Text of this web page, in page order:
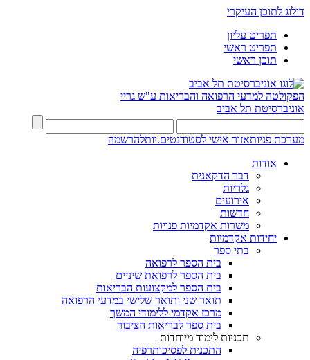
דילוג לתוכן העיקרי
תפריט עליון
תפריט ראשי
תוכן ראשי
הפקולטה למדעי הרפואה והבריאות ע"ש גריי
אוניברסיטת תל אביב
מערכת פניותאזור אישי לסטודנטים.יותלהרשמה
אודות
דבר הדקאנית
גלריות
אירועים
חדשות
משרות אקדמיות פנויות
יחידות אקדמיות
בתי ספר
בית הספר לרפואה
בית הספר לרפואת שיניים
בית הספר למקצועות הבריאות
תואר שני ותואר שלישי במדעי הרפואה
מרכז אקדמי ללימודי המשך
בית ספר לבריאות הציבור
תכניות לימוד מיוחדות
התכנית לפסיכותרפיה